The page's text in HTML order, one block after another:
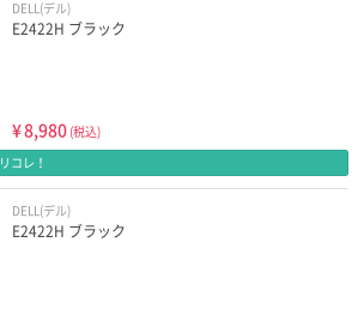
DELL(デル)
E2422H ブラック
¥8,980 (税込)
リコレ！
DELL(デル)
E2422H ブラック